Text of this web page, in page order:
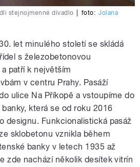
stejnojmenné divadlo foto: Jolana
let minulého století se skládá
s železobetonovou
patří k největším
v centru Prahy. Pasáží
ulice Na Příkopě a vstoupíme do
která se od roku 2016
designu. Funkcionalistická pasáž
sklobetonu vznikla během
banky v letech 1935 až
zde nachází několik desítek vitrín